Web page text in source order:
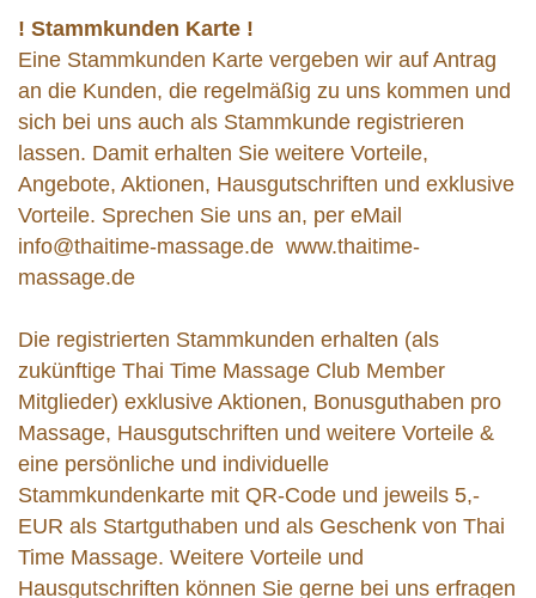
! Stammkunden Karte !
Eine Stammkunden Karte vergeben wir auf Antrag
an die Kunden, die regelmäßig zu uns kommen und
sich bei uns auch als Stammkunde registrieren
lassen. Damit erhalten Sie weitere Vorteile,
Angebote, Aktionen, Hausgutschriften und exklusive
Vorteile. Sprechen Sie uns an, per eMail
info@thaitime-massage.de www.thaitime-
massage.de
Die registrierten Stammkunden erhalten (als
zukünftige Thai Time Massage Club Member
Mitglieder) exklusive Aktionen, Bonusguthaben pro
Massage, Hausgutschriften und weitere Vorteile &
eine persönliche und individuelle
Stammkundenkarte mit QR-Code und jeweils 5,-
EUR als Startguthaben und als Geschenk von Thai
Time Massage. Weitere Vorteile und
Hausgutschriften können Sie gerne bei uns erfragen